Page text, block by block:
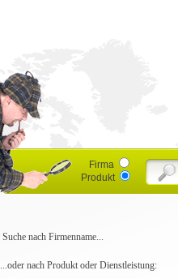
Firma
Produkt
Suche nach Firmenname...
...oder nach Produkt oder Dienstleistung: